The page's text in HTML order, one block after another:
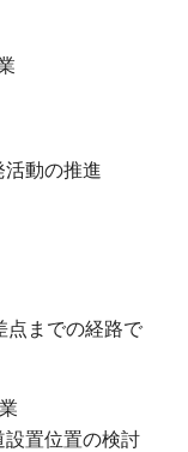
動の推進
点までの経路で
設置位置の検討